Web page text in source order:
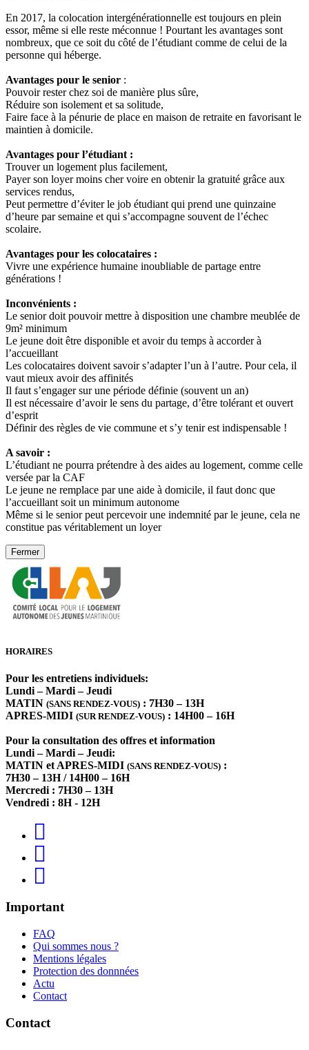
En 2017, la colocation intergénérationnelle est toujours en plein
essor, même si elle reste méconnue ! Pourtant les avantages sont
nombreux, que ce soit du côté de l’étudiant comme de celui de la
personne qui héberge.
Avantages pour le senior :
Pouvoir rester chez soi de manière plus sûre,
Réduire son isolement et sa solitude,
Faire face à la pénurie de place en maison de retraite en favorisant le
maintien à domicile.
Avantages pour l’étudiant :
Trouver un logement plus facilement,
Payer son loyer moins cher voire en obtenir la gratuité grâce aux
services rendus,
Peut permettre d’éviter le job étudiant qui prend une quinzaine
d’heure par semaine et qui s’accompagne souvent de l’échec
scolaire.
Avantages pour les colocataires :
Vivre une expérience humaine inoubliable de partage entre
générations !
Inconvénients :
Le senior doit pouvoir mettre à disposition une chambre meublée de
9m² minimum
Le jeune doit être disponible et avoir du temps à accorder à
l’accueillant
Les colocataires doivent savoir s’adapter l’un à l’autre. Pour cela, il
vaut mieux avoir des affinités
Il faut s’engager sur une période définie (souvent un an)
Il est nécessaire d’avoir le sens du partage, d’être tolérant et ouvert
d’esprit
Définir des règles de vie commune et s’y tenir est indispensable !
A savoir :
L’étudiant ne pourra prétendre à des aides au logement, comme celle
versée par la CAF
Le jeune ne remplace par une aide à domicile, il faut donc que
l’accueillant soit un minimum autonome
Même si le senior peut percevoir une indemnité par le jeune, cela ne
constitue pas véritablement un loyer
Fermer
HORAIRES
Pour les entretiens individuels:
Lundi – Mardi – Jeudi
MATIN (SANS RENDEZ-VOUS) : 7H30 – 13H
APRES-MIDI (SUR RENDEZ-VOUS) : 14H00 – 16H
Pour la consultation des offres et information
Lundi – Mardi – Jeudi:
MATIN et APRES-MIDI (SANS RENDEZ-VOUS) :
7H30 – 13H / 14H00 – 16H
Mercredi : 7H30 – 13H
Vendredi : 8H - 12H
Important
FAQ
Qui sommes nous ?
Mentions légales
Protection des donnnées
Actu
Contact
Contact